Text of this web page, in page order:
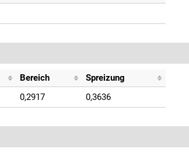
Bereich
Spreizung
0,2917 0,3636